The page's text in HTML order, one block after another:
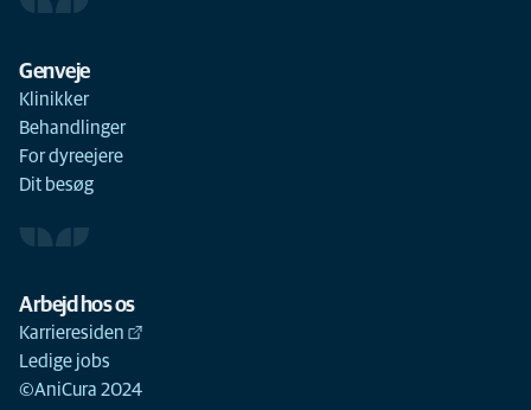
Genveje
Klinikker
Behandlinger
For dyreejere
Dit besøg
Arbejd hos os
Karrieresiden
Ledige jobs
©AniCura 2024